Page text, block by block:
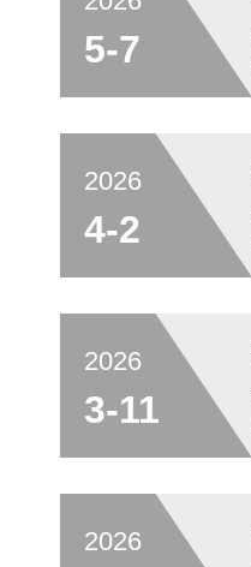
5-7
2026
4-2
2026
3-11
2026